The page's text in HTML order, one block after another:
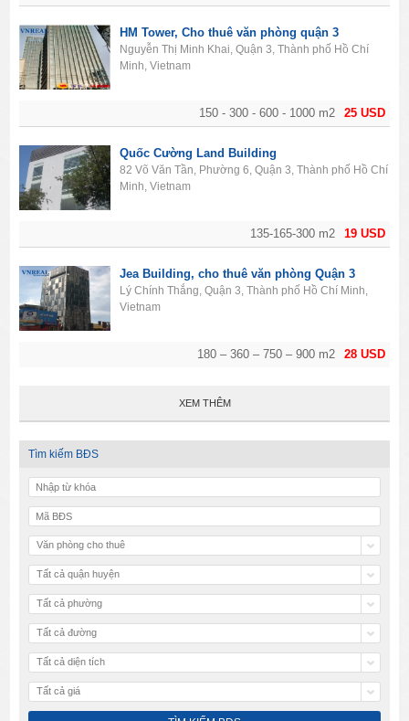
25 USD
150 - 300 - 600 - 1000 m2
HM Tower, Cho thuê văn phòng quận 3
Nguyễn Thị Minh Khai, Quận 3, Thành phố Hồ Chí
Minh, Vietnam
19 USD
135-165-300 m2
Quốc Cường Land Building
82 Võ Văn Tần, Phường 6, Quận 3, Thành phố Hồ Chí
Minh, Vietnam
28 USD
180 – 360 – 750 – 900 m2
Jea Building, cho thuê văn phòng Quận 3
Lý Chính Thắng, Quận 3, Thành phố Hồ Chí Minh,
Vietnam
XEM THÊM
Tìm kiếm BĐS
Văn phòng cho thuê
Tất cả quận huyện
Tất cả phường
Tất cả đường
Tất cả diện tích
Tất cả giá